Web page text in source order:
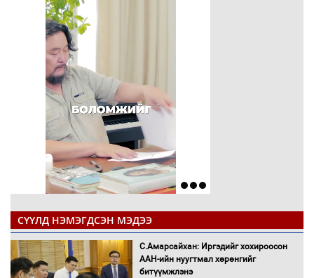
СҮҮЛД НЭМЭГДСЭН МЭДЭЭ
С.Амарсайхан: Иргэдийг хохироосон
ААН-ийн нуугтмал хөрөнгийг
битүүмжлэнэ